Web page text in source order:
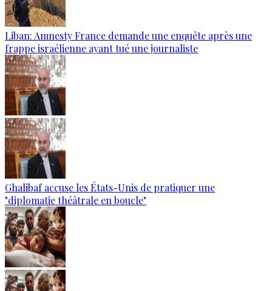
Liban: Amnesty France demande une enquête après une
frappe israélienne ayant tué une journaliste
Ghalibaf accuse les États-Unis de pratiquer une
"diplomatie théâtrale en boucle"